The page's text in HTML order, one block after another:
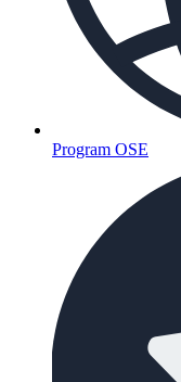
Program OSE